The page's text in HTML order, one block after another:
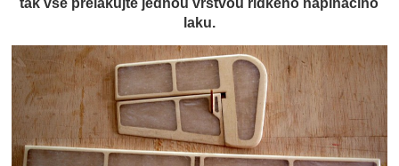
tak vše přelakujte jednou vrstvou řídkého napínacího
laku.